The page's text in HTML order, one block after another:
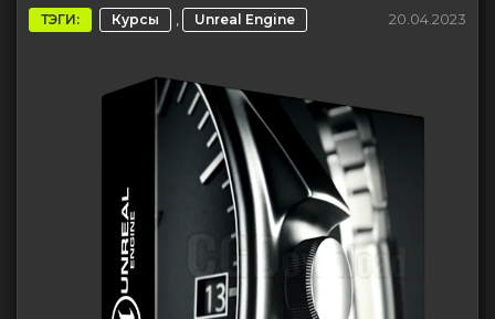
ТЭГИ: Курсы , Unreal Engine 20.04.2023